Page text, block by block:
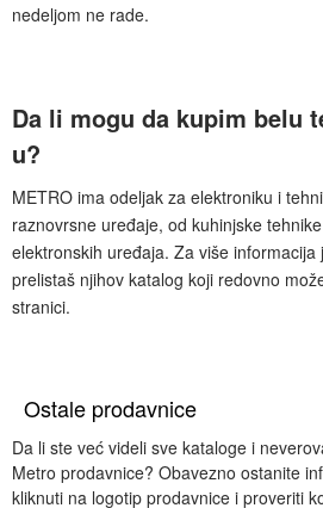
nedeljom ne rade.
Da li mogu da kupim belu
u?
METRO ima odeljak za elektroniku i
raznovrsne uređaje, od kuhinjske
elektronskih uređaja. Za više informacija
prelistaš njihov katalog koji redovno
stranici.
Ostale prodavnice
Da li ste već videli sve kataloge i
Metro prodavnice? Obavezno ostanite
kliknuti na logotip prodavnice i proveriti